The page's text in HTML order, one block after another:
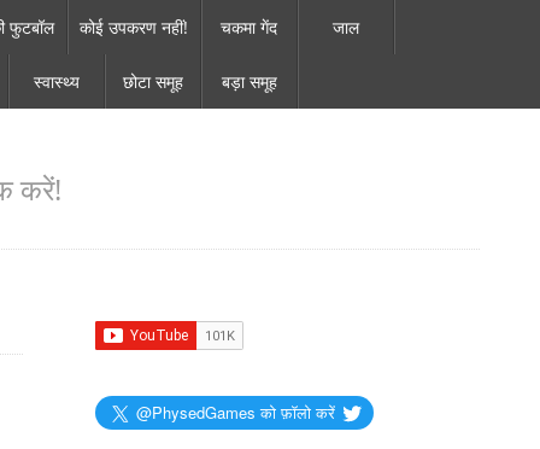
फुटबॉल कोई उपकरण नहीं! चकमा गेंद जाल
स्वास्थ्य छोटा समूह बड़ा समूह
करें!
@PhysedGames को फ़ॉलो करें